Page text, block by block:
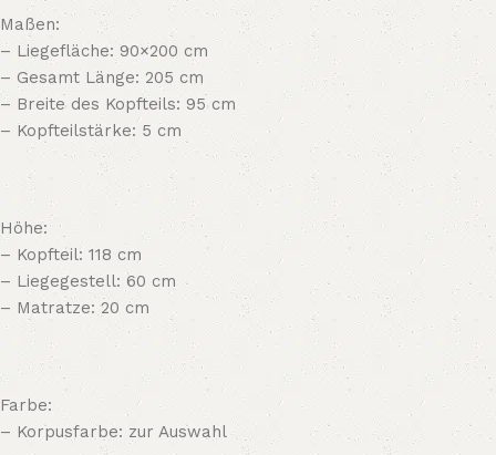
Maßen:
– Liegefläche: 90×200 cm
– Gesamt Länge: 205 cm
– Breite des Kopfteils: 95 cm
– Kopfteilstärke: 5 cm
Höhe:
– Kopfteil: 118 cm
– Liegegestell: 60 cm
– Matratze: 20 cm
Farbe:
– Korpusfarbe: zur Auswahl